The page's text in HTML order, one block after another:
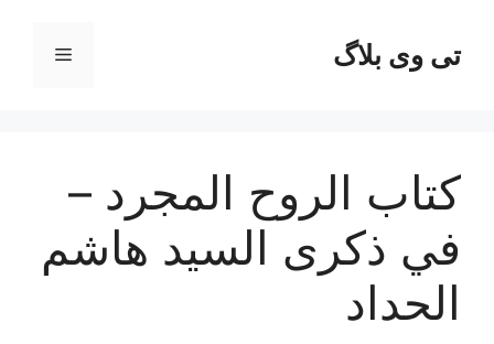
محتواتی وی بلاگ فهرست
كتاب الروح المجرد –
في ذكرى السيد هاشم
الحداد